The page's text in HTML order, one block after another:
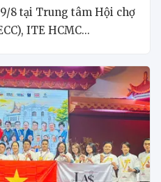
8 tại Trung tâm Hội chợ
ITE HCMC...